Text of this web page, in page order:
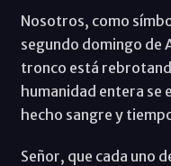
Nosotros, como
segundo domingo de
tronco está
humanidad entera se
hecho sangre y
Señor, que cada uno